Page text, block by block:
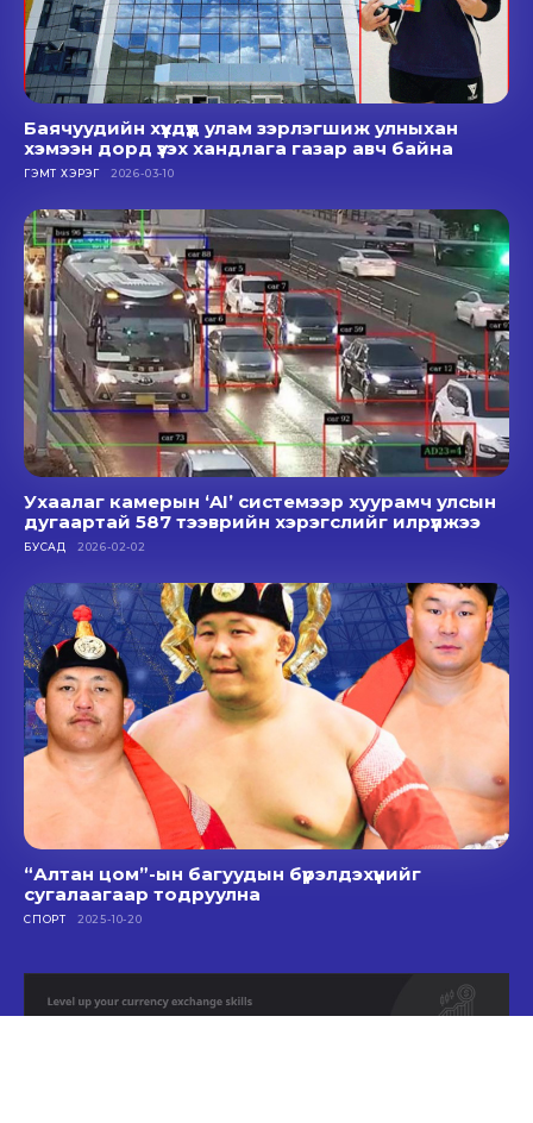
Баячуудийн хүүхдүүд улам зэрлэгшиж улныхан
хэмээн дорд үзэх хандлага газар авч байна
ГЭМТ ХЭРЭГ 2026-03-10
Ухаалаг камерын ‘AI’ системээр хуурамч улсын
дугаартай 587 тээврийн хэрэгслийг илрүүлжээ
БУСАД 2026-02-02
“Алтан цом”-ын багуудын бүрэлдэхүүнийг
сугалаагаар тодруулна
СПОРТ 2025-10-20